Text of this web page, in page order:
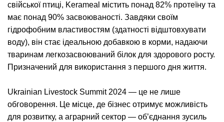
свійської птиці, Kerameal містить понад 82% протеїну та
має понад 90% засвоюваності. Завдяки своїм
гідрофобним властивостям (здатності відштовхувати
воду), він стає ідеальною добавкою в корми, надаючи
тваринам легкозасвоюваний білок для здорового росту.
Призначений для використання з першого дня життя.
Ukrainian Livestock Summit 2024 — це не лише
обговорення. Це місце, де бізнес отримує можливість
для розвитку, а аграрний сектор — об’єднання зусиль